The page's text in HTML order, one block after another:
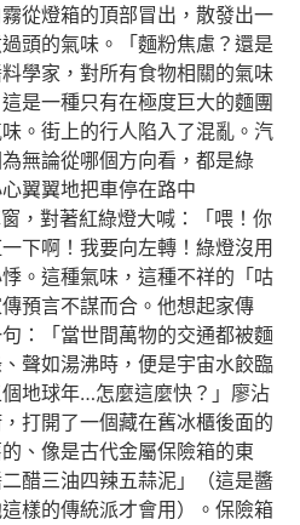
從燈箱的頂部冒出，散發出一
頭的氣味。「麵粉焦慮？還是
學家，對所有食物相關的氣味
是一種只有在極度巨大的麵團
。街上的行人陷入了混亂。汽
無論從哪個方向看，都是綠
翼翼地把車停在路中
，對著紅綠燈大喊：「喂！你
下啊！我要向左轉！綠燈沒用
。這種氣味，這種不祥的「咕
預言不謀而合。他想起家傳
：「當世間萬物的交通都被麵
聲如湯沸時，便是宇宙水餃臨
地球年…怎麼這麼快？」廖沾
打開了一個藏在舊冰櫃後面的
、像是古代金屬保險箱的東
醋三油四辣五蒜泥」（這是醬
樣的傳統派才會用）。保險箱